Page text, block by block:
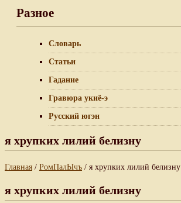
Разное
Словарь
Статьи
Гадание
Гравюра укиё-э
Русский югэн
я хрупких лилий белизну
Главная / РомПалЫчъ / я хрупких лилий белизну
я хрупких лилий белизну